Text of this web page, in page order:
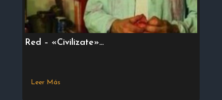
Red – «Civilizate»…
Leer Más